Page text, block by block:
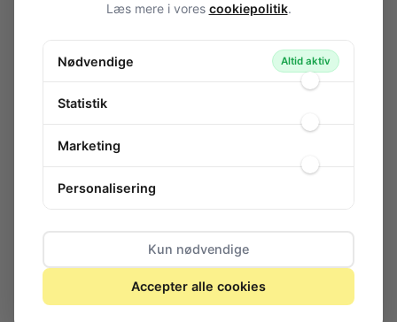
120-624 / E80-695-02
Læs mere i vores cookiepolitik.
Nødvendige Altid aktiv
Statistik
Marketing
Personalisering
Kun nødvendige
Accepter alle cookies